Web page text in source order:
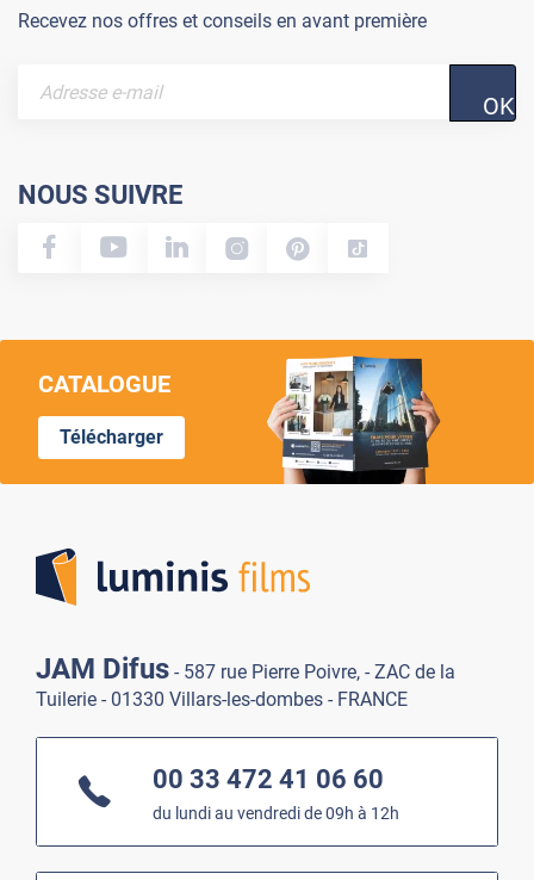
Recevez nos offres et conseils en avant première
OK
NOUS SUIVRE
CATALOGUE
Télécharger
JAM Difus - 587 rue Pierre Poivre, - ZAC de la
Tuilerie - 01330 Villars-les-dombes - FRANCE
00 33 472 41 06 60
du lundi au vendredi de 09h à 12h